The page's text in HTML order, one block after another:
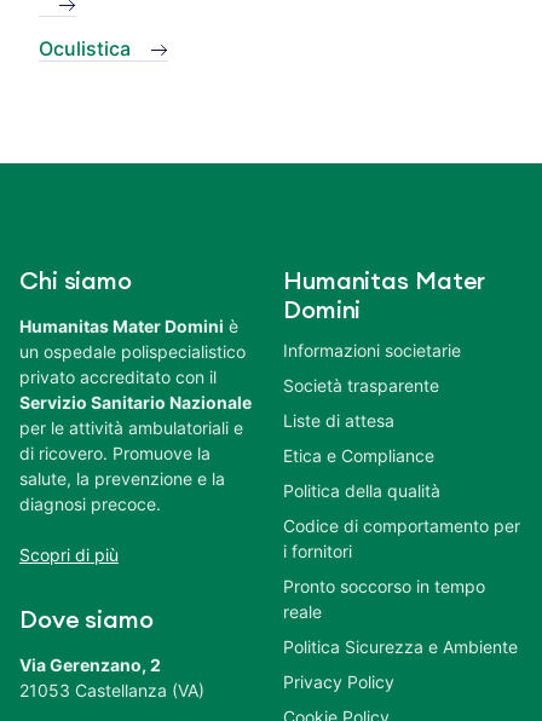
Oculistica
Chi siamo
Humanitas Mater Domini è
un ospedale polispecialistico
privato accreditato con il
Servizio Sanitario Nazionale
per le attività ambulatoriali e
di ricovero. Promuove la
salute, la prevenzione e la
diagnosi precoce.
Scopri di più
Dove siamo
Via Gerenzano, 2
21053 Castellanza (VA)
Humanitas Mater
Domini
Informazioni societarie
Società trasparente
Liste di attesa
Etica e Compliance
Politica della qualità
Codice di comportamento per
i fornitori
Pronto soccorso in tempo
reale
Politica Sicurezza e Ambiente
Privacy Policy
Cookie Policy